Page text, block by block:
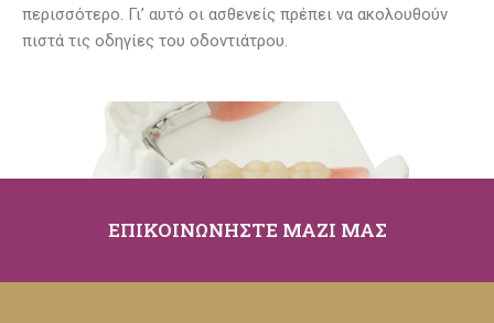
περισσότερο. Γι’ αυτό οι ασθενείς πρέπει να ακολουθούν
πιστά τις οδηγίες του οδοντιάτρου.
ΕΠΙΚΟΙΝΩΝΗΣΤΕ ΜΑΖΙ ΜΑΣ